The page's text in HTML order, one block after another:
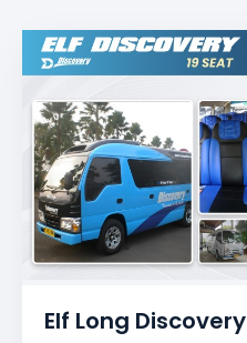
Elf Long Discovery